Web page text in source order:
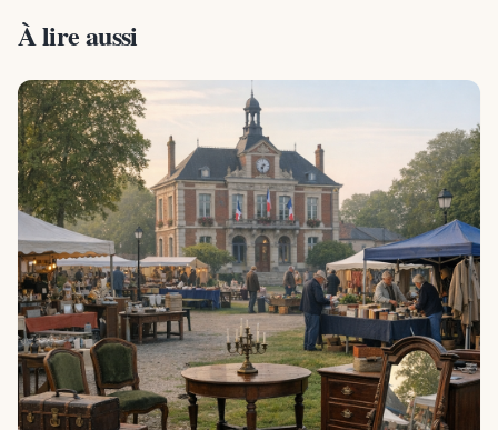
À lire aussi